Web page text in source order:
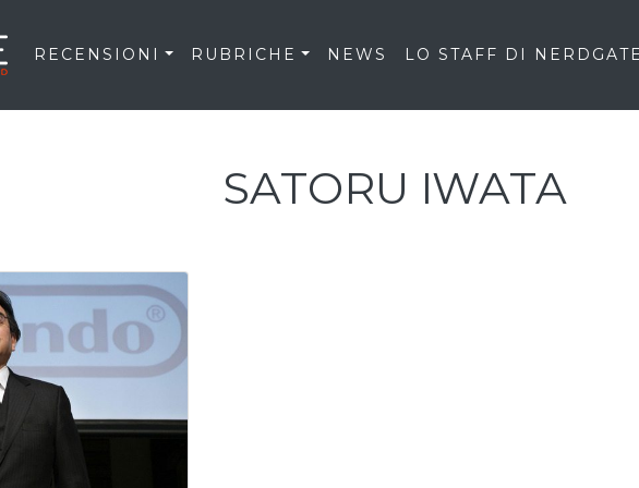
RECENSIONI RUBRICHE NEWS LO STAFF DI
SATORU IWATA